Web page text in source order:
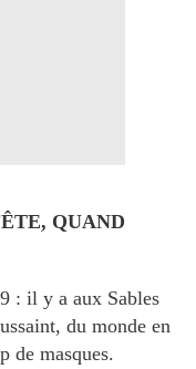
QUAND
: il y a aux Sables
du monde en
de masques.